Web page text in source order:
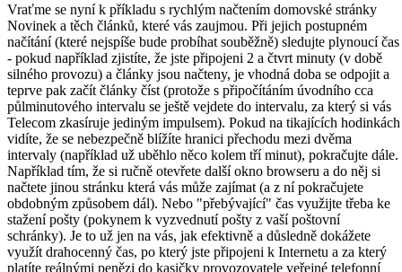
Vraťme se nyní k příkladu s rychlým načtením domovské stránky
Novinek a těch článků, které vás zaujmou. Při jejich postupném
načítání (které nejspíše bude probíhat souběžně) sledujte plynoucí čas
- pokud například zjistíte, že jste připojeni 2 a čtvrt minuty (v době
silného provozu) a články jsou načteny, je vhodná doba se odpojit a
teprve pak začít články číst (protože s připočítáním úvodního cca
půlminutového intervalu se ještě vejdete do intervalu, za který si vás
Telecom zkasíruje jediným impulsem). Pokud na tikajících hodinkách
vidíte, že se nebezpečně blížíte hranici přechodu mezi dvěma
intervaly (například už uběhlo něco kolem tří minut), pokračujte dále.
Například tím, že si ručně otevřete další okno browseru a do něj si
načtete jinou stránku která vás může zajímat (a z ní pokračujete
obdobným způsobem dál). Nebo "přebývající" čas využijte třeba ke
stažení pošty (pokynem k vyzvednutí pošty z vaší poštovní
schránky). Je to už jen na vás, jak efektivně a důsledně dokážete
využít drahocenný čas, po který jste připojeni k Internetu a za který
platíte reálnými penězi do kasičky provozovatele veřejné telefonní